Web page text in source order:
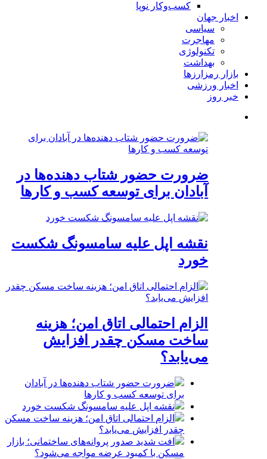
کسب‌وکار نوپا
اخبار جهان
سیاسی
مهاجرت
تکنولوژی
بهداشت
بازار رمزارزها
اخبار ورزشی
خبر روز
ضرورت حضور شتاب ‌دهنده‌ها در
آبادان برای توسعه کسب‌ و کارها
نقشه اپل علیه سامسونگ شکست
خورد
الزام احتمالی اتاق امن؛ هزینه
ساخت مسکن چقدر افزایش
می‌یابد؟
ضرورت حضور شتاب ‌دهنده‌ها در آبادان
برای توسعه کسب‌ و کارها
نقشه اپل علیه سامسونگ شکست خورد
الزام احتمالی اتاق امن؛ هزینه ساخت مسکن
چقدر افزایش می‌یابد؟
افت شدید صدور پروانه‌های ساختمانی؛ بازار
مسکن با کمبود عرضه مواجه می‌شود؟